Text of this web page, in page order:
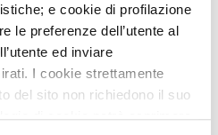
e cookie di profilazione
le preferenze dell’utente al
ed inviare
I cookie strettamente
del sito non richiedono il suo
di cookie potrà esprimere
GREEN IN